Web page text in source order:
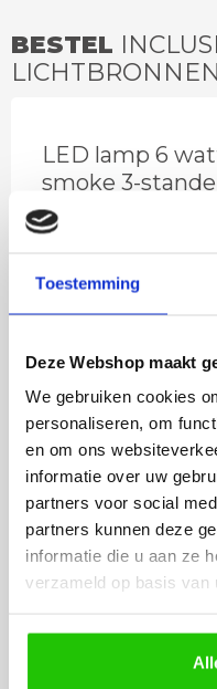
Toestemming
Deze Webshop maakt
We gebruiken cookies
personaliseren, om
en om ons
informatie over uw
partners voor social
partners kunnen deze
informatie die u aan ze
verzameld op basis van
BESTEL
LICHTBRONNEN
LED lamp 6
smoke 3-